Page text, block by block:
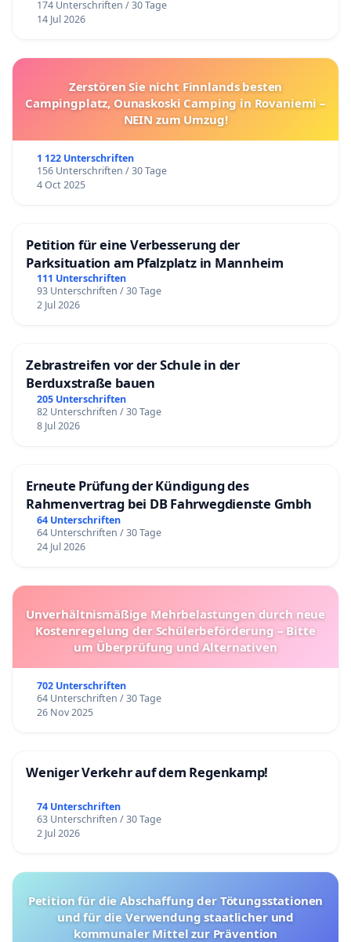
174 Unterschriften / 30 Tage
14 Jul 2026
Zerstören Sie nicht Finnlands besten
Campingplatz, Ounaskoski Camping in Rovaniemi –
NEIN zum Umzug!
1 122 Unterschriften
156 Unterschriften / 30 Tage
4 Oct 2025
Petition für eine Verbesserung der
Parksituation am Pfalzplatz in Mannheim
111 Unterschriften
93 Unterschriften / 30 Tage
2 Jul 2026
Zebrastreifen vor der Schule in der
Berduxstraße bauen
205 Unterschriften
82 Unterschriften / 30 Tage
8 Jul 2026
Erneute Prüfung der Kündigung des
Rahmenvertrag bei DB Fahrwegdienste Gmbh
64 Unterschriften
64 Unterschriften / 30 Tage
24 Jul 2026
Unverhältnismäßige Mehrbelastungen durch neue
Kostenregelung der Schülerbeförderung – Bitte
um Überprüfung und Alternativen
702 Unterschriften
64 Unterschriften / 30 Tage
26 Nov 2025
Weniger Verkehr auf dem Regenkamp!
74 Unterschriften
63 Unterschriften / 30 Tage
2 Jul 2026
Petition für die Abschaffung der Tötungsstationen
und für die Verwendung staatlicher und
kommunaler Mittel zur Prävention